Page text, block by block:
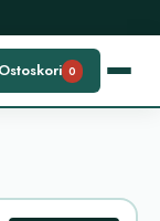
Ostoskori 0